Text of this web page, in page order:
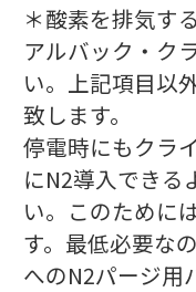
＊酸素を排気す
アルバック・ク
い。上記項目以
致します。
停電時にもクラ
にN2導入できる
い。このために
す。最低必要な
へのN2パージ用